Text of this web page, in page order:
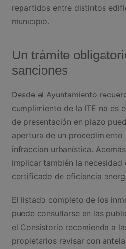
repartidos entre distintos
municipio.
Un trámite
sanciones
Desde el Ayuntamiento
cumplimiento de la ITE no es
de presentación en plazo
apertura de un procedimiento
infracción urbanística.
implicar también la necesidad
certificado de eficiencia
El listado completo de los
puede consultarse en las
el Consistorio recomienda a
propietarios revisar con